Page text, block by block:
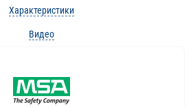
Характеристики
Видео